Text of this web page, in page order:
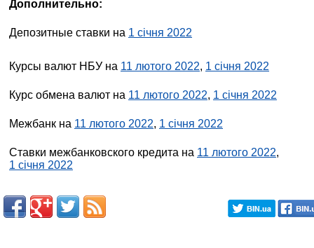
Дополнительно:
Депозитные ставки на 1 січня 2022
Курсы валют НБУ на 11 лютого 2022, 1 січня 2022
Курс обмена валют на 11 лютого 2022, 1 січня 2022
Межбанк на 11 лютого 2022, 1 січня 2022
Ставки межбанковского кредита на 11 лютого 2022,
1 січня 2022